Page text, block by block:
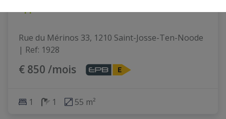
Rue du Mérinos 33, 1210 Saint-Josse-Ten-Noode
| Ref: 1928
€ 850 /mois
1 1 55 m²